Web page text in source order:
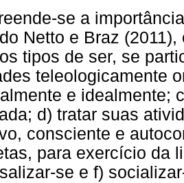
se a
Netto e Braz
tipos de ser, se
teleologicamente
e idealmente;
d) tratar suas
consciente e
para exercício da
se e f)